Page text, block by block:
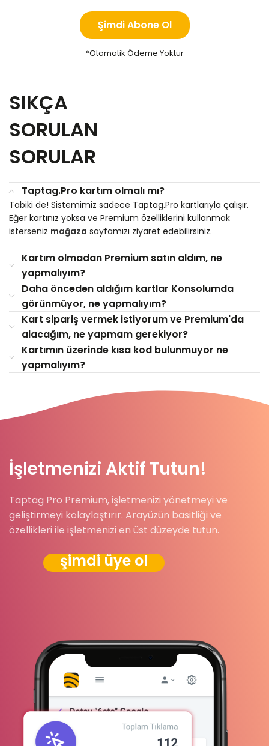
Şimdi Abone Ol
*Otomatik Ödeme Yoktur
SIKÇA
SORULAN
SORULAR
Taptag.Pro kartım olmalı mı?
Tabiki de! Sistemimiz sadece Taptag.Pro kartlarıyla çalışır.
Eğer kartınız yoksa ve Premium özelliklerini kullanmak
isterseniz mağaza sayfamızı ziyaret edebilirsiniz.
Kartım olmadan Premium satın aldım, ne
yapmalıyım?
Daha önceden aldığım kartlar Konsolumda
görünmüyor, ne yapmalıyım?
Kart sipariş vermek istiyorum ve Premium'da
alacağım, ne yapmam gerekiyor?
Kartımın üzerinde kısa kod bulunmuyor ne
yapmalıyım?
İşletmenizi Aktif Tutun!
Taptag Pro Premium, işletmenizi yönetmeyi ve
geliştirmeyi kolaylaştırır. Arayüzün basitliği ve
özellikleri ile işletmenizi en üst düzeyde tutun.
şimdi üye ol